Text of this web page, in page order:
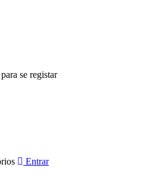
se registar
Entrar